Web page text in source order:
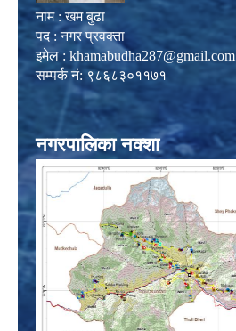
नाम : खम बुढा
पद : नगर प्रवक्ता
इमेल : khamabudha287@gmail.com
सम्पर्क नं: ९८६८३०११७१
नगरपालिका नक्शा